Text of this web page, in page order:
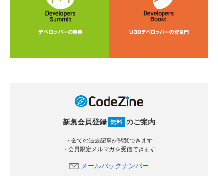
新規会員登録 無料 のご案内
・全ての過去記事が閲覧できます
・会員限定メルマガを受信できます
メールバックナンバー